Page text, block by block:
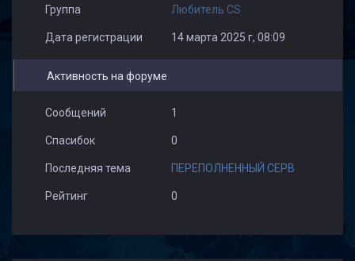
Группа Любитель CS
Дата регистрации 14 марта 2025 г, 08:09
Активность на форуме
Сообщений 1
Спасибок 0
Последняя тема ПЕРЕПОЛНЕННЫЙ СЕРВ
Рейтинг 0